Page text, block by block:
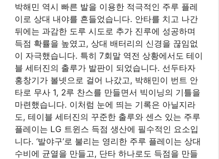
박해민 역시 빠른 발을 이용한 적극적인 주루 플레
이로 상대 내야를 흔들었습니다. 안타를 치고 나간
뒤에는 과감한 도루 시도로 추가 진루에 성공하며
득점 확률을 높였고, 상대 배터리의 신경을 끊임없
이 자극했습니다. 특히 7회말 역전 상황에서도 테이
블 세터진의 출루가 발판이 되었습니다. 선두타자
홍창기가 볼넷으로 걸어 나갔고, 박해민이 번트 안
타로 무사 1, 2루 찬스를 만들면서 빅이닝의 기틀을
마련했습니다. 이처럼 눈에 띄는 기록은 아닐지라
도, 테이블 세터진의 꾸준한 출루와 센스 있는 주루
플레이는 LG 트윈스 득점 생산에 필수적인 요소입
니다. ‘발야구’로 불리는 영리한 주루 플레이는 상대
수비에 균열을 만들고, 단타 하나로도 득점을 만들